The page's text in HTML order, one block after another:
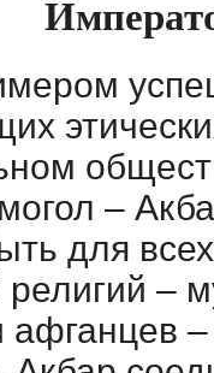
–
для
религий –
афганцев